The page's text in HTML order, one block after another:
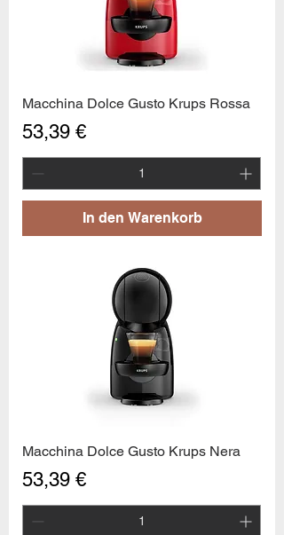
Macchina Dolce Gusto Krups Rossa
Preis
53,39 €
In den Warenkorb
Macchina Dolce Gusto Krups Nera
Preis
53,39 €